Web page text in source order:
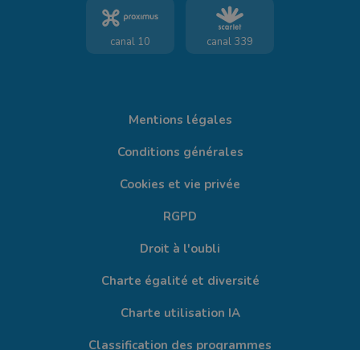
canal 10 canal 339
Mentions légales
Conditions générales
Cookies et vie privée
RGPD
Droit à l'oubli
Charte égalité et diversité
Charte utilisation IA
Classification des programmes